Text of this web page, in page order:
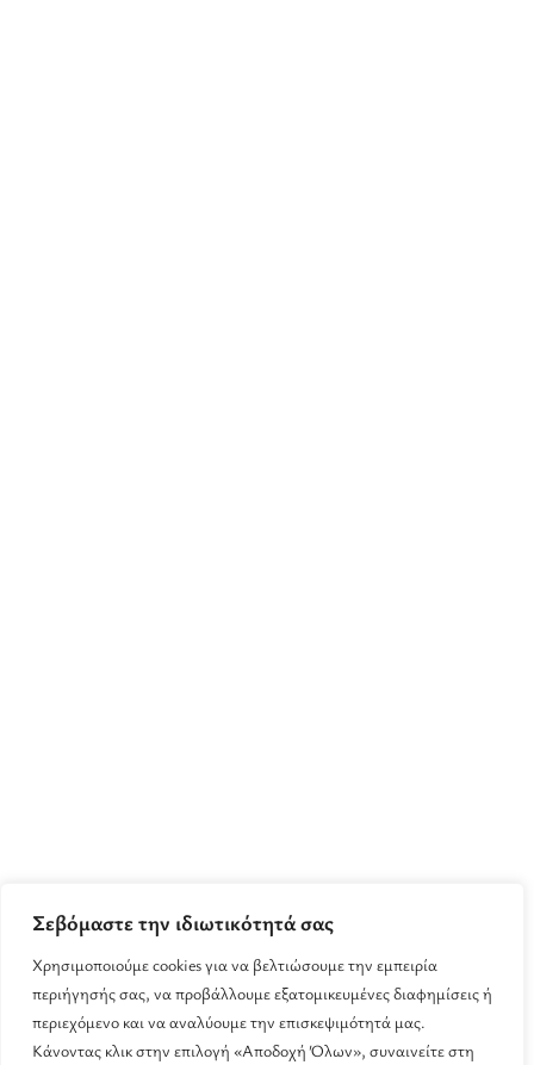
Σεβόμαστε την ιδιωτικότητά σας
Χρησιμοποιούμε cookies για να βελτιώσουμε την εμπειρία
περιήγησής σας, να προβάλλουμε εξατομικευμένες διαφημίσεις ή
περιεχόμενο και να αναλύουμε την επισκεψιμότητά μας.
Κάνοντας κλικ στην επιλογή «Αποδοχή Όλων», συναινείτε στη